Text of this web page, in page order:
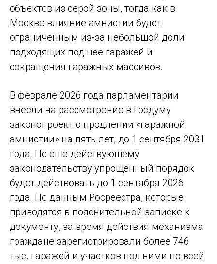
объектов из серой зоны, тогда как в
Москве влияние амнистии будет
ограниченным из-за небольшой доли
подходящих под нее гаражей и
сокращения гаражных массивов.
В феврале 2026 года парламентарии
внесли на рассмотрение в Госдуму
законопроект о продлении «гаражной
амнистии» на пять лет, до 1 сентября 2031
года. По еще действующему
законодательству упрощенный порядок
будет действовать до 1 сентября 2026
года. По данным Росреестра, которые
приводятся в пояснительной записке к
документу, за время действия механизма
граждане зарегистрировали более 746
тыс. гаражей и участков под ними по всей